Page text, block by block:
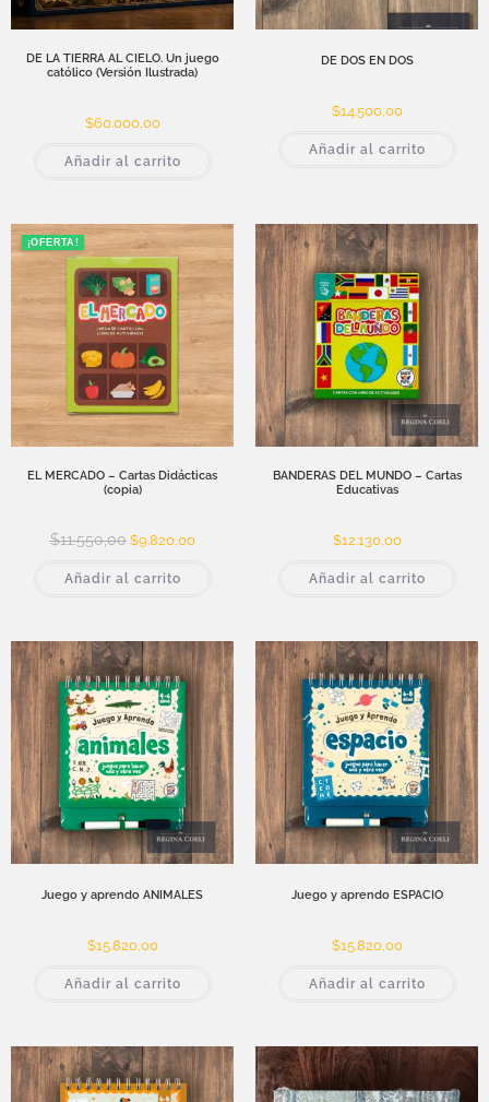
DE LA TIERRA AL CIELO. Un juego
católico (Versión Ilustrada)
$60.000,00
Añadir al carrito
DE DOS EN DOS
$14.500,00
Añadir al carrito
¡OFERTA!
EL MERCADO – Cartas Didácticas
(copia)
$11.550,00 $9.820,00
Añadir al carrito
BANDERAS DEL MUNDO – Cartas
Educativas
$12.130,00
Añadir al carrito
Juego y aprendo ANIMALES
$15.820,00
Añadir al carrito
Juego y aprendo ESPACIO
$15.820,00
Añadir al carrito